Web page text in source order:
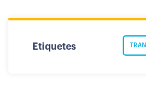
Etiquetes